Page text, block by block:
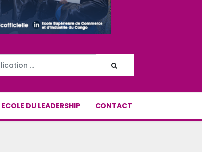
ECOLE DU LEADERSHIP CONTACT